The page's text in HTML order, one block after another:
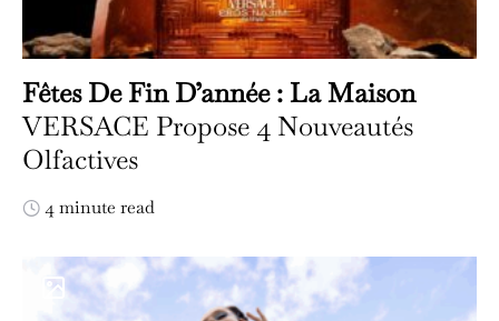
Fêtes De Fin D’année : La Maison
VERSACE Propose 4 Nouveautés
Olfactives
4 minute read